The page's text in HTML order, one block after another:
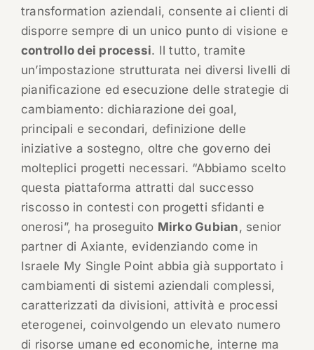
transformation aziendali, consente ai clienti di
disporre sempre di un unico punto di visione e
controllo dei processi. Il tutto, tramite
un’impostazione strutturata nei diversi livelli di
pianificazione ed esecuzione delle strategie di
cambiamento: dichiarazione dei goal,
principali e secondari, definizione delle
iniziative a sostegno, oltre che governo dei
molteplici progetti necessari. “Abbiamo scelto
questa piattaforma attratti dal successo
riscosso in contesti con progetti sfidanti e
onerosi”, ha proseguito Mirko Gubian, senior
partner di Axiante, evidenziando come in
Israele My Single Point abbia già supportato i
cambiamenti di sistemi aziendali complessi,
caratterizzati da divisioni, attività e processi
eterogenei, coinvolgendo un elevato numero
di risorse umane ed economiche, interne ma